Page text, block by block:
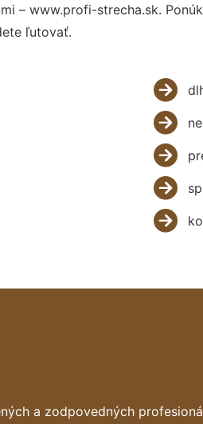
– www.profi-strecha.sk.
ľutovať.
a zodpovedných